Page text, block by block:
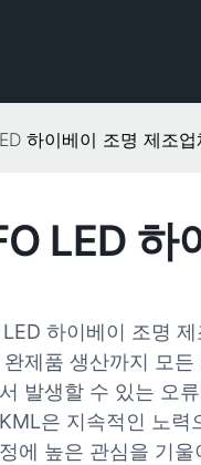
하이베이 조명 제조업
LED 하
하이베이 조명
제품 생산까지 모
발생할 수 있는 오
은 지속적인 노
에 높은 관심을 기